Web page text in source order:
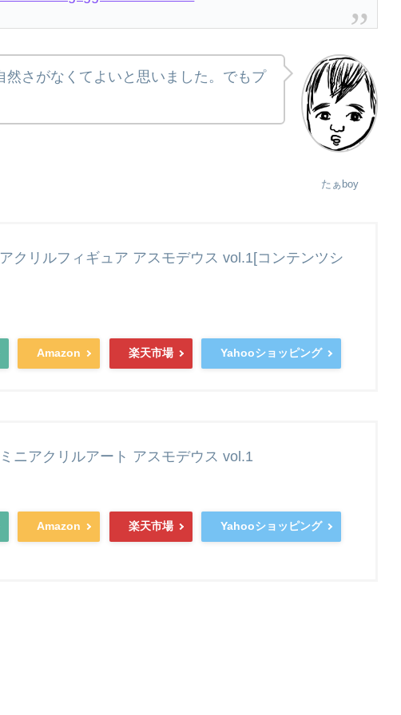
たぁboy
さがなくてよいと思いました。でもプ
クリルフィギュア アスモデウス vol.1[コンテンツシ
Amazon 楽天市場 Yahooショッピング
ニアクリルアート アスモデウス vol.1
Amazon 楽天市場 Yahooショッピング